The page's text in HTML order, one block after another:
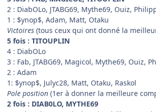
2 : DiabOLo, JTABG69, Mythe69, Ouiz,
1 : $ynop$, Adam, Matt, Otaku
Victoires (tous ceux qui ont donné la
5 fois : TITOUPLIN
4 : DiabOLo
3 : Fab, JTABG69, Magicol, Mythe69, Ouiz,
2 : Adam
1: $ynop$, Julyc28, Matt, Otaku, Raskol
Pole position (1er à donner la meilleure
2 fois : DIAB0LO, MYTHE69